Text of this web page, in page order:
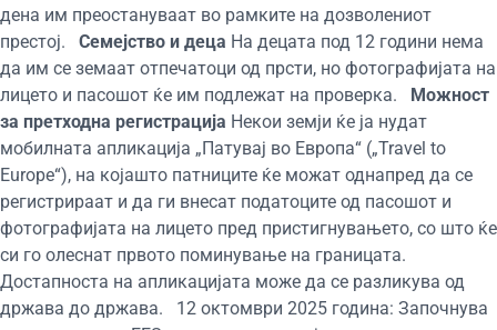
дена им преостануваат во рамките на дозволениот
престој. Семејство и деца На децата под 12 години нема
да им се земаат отпечатоци од прсти, но фотографијата на
лицето и пасошот ќе им подлежат на проверка. Можност
за претходна регистрација Некои земји ќе ја нудат
мобилната апликација „Патувај во Европа“ („Travel to
Europe“), на којашто патниците ќе можат однапред да се
регистрираат и да ги внесат податоците од пасошот и
фотографијата на лицето пред пристигнувањето, со што ќе
си го олеснат првото поминување на границата.
Достапноста на апликацијата може да се разликува од
држава до држава. 12 октомври 2025 година: Започнува